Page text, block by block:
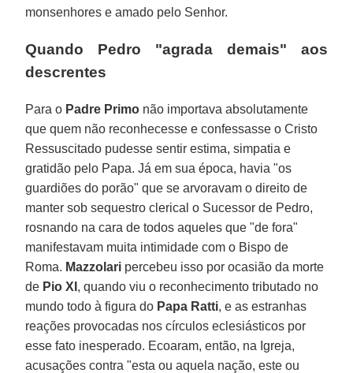
monsenhores e amado pelo Senhor.
Quando Pedro "agrada demais" aos
descrentes
Para o Padre Primo não importava absolutamente
que quem não reconhecesse e confessasse o Cristo
Ressuscitado pudesse sentir estima, simpatia e
gratidão pelo Papa. Já em sua época, havia "os
guardiões do porão" que se arvoravam o direito de
manter sob sequestro clerical o Sucessor de Pedro,
rosnando na cara de todos aqueles que "de fora"
manifestavam muita intimidade com o Bispo de
Roma. Mazzolari percebeu isso por ocasião da morte
de Pio XI , quando viu o reconhecimento tributado no
mundo todo à figura do Papa Ratti, e as estranhas
reações provocadas nos círculos eclesiásticos por
esse fato inesperado. Ecoaram, então, na Igreja,
acusações contra "esta ou aquela nação, este ou